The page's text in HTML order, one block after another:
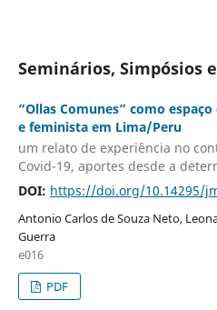
Seminários, Simpósios
“Ollas Comunes” como
e feminista em Lima/Peru
um relato de experiência no
Covid-19, aportes desde a
DOI: https://doi.org/10.14295/
Antonio Carlos de Souza Neto,
Guerra
e016
PDF